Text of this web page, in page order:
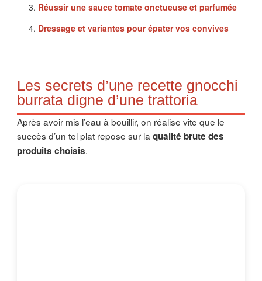
Réussir une sauce tomate onctueuse et parfumée
Dressage et variantes pour épater vos convives
Les secrets d’une recette gnocchi
burrata digne d’une trattoria
Après avoir mis l’eau à bouillir, on réalise vite que le
succès d’un tel plat repose sur la qualité brute des
produits choisis.